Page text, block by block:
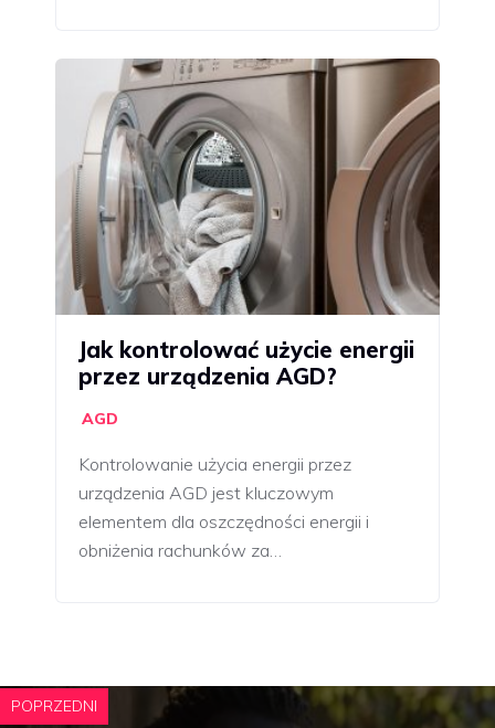
Jak kontrolować użycie energii
przez urządzenia AGD?
AGD
Kontrolowanie użycia energii przez
urządzenia AGD jest kluczowym
elementem dla oszczędności energii i
obniżenia rachunków za…
POPRZEDNI